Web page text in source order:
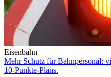
Eisenbahn
Mehr Schutz für Bahnpersonal:
10-Punkte-Plans.